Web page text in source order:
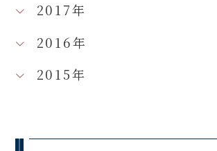
2017年
2016年
2015年